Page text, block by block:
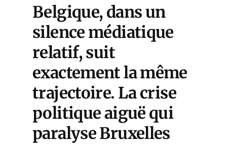
Belgique, dans un
silence médiatique
relatif, suit
exactement la même
trajectoire. La crise
politique aiguë qui
paralyse Bruxelles